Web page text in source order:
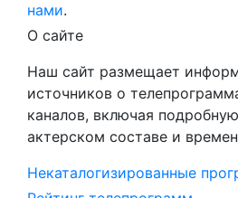
нами.
О сайте
Наш сайт размещает
источников о
каналов, включая
актерском составе и
Некаталогизированные